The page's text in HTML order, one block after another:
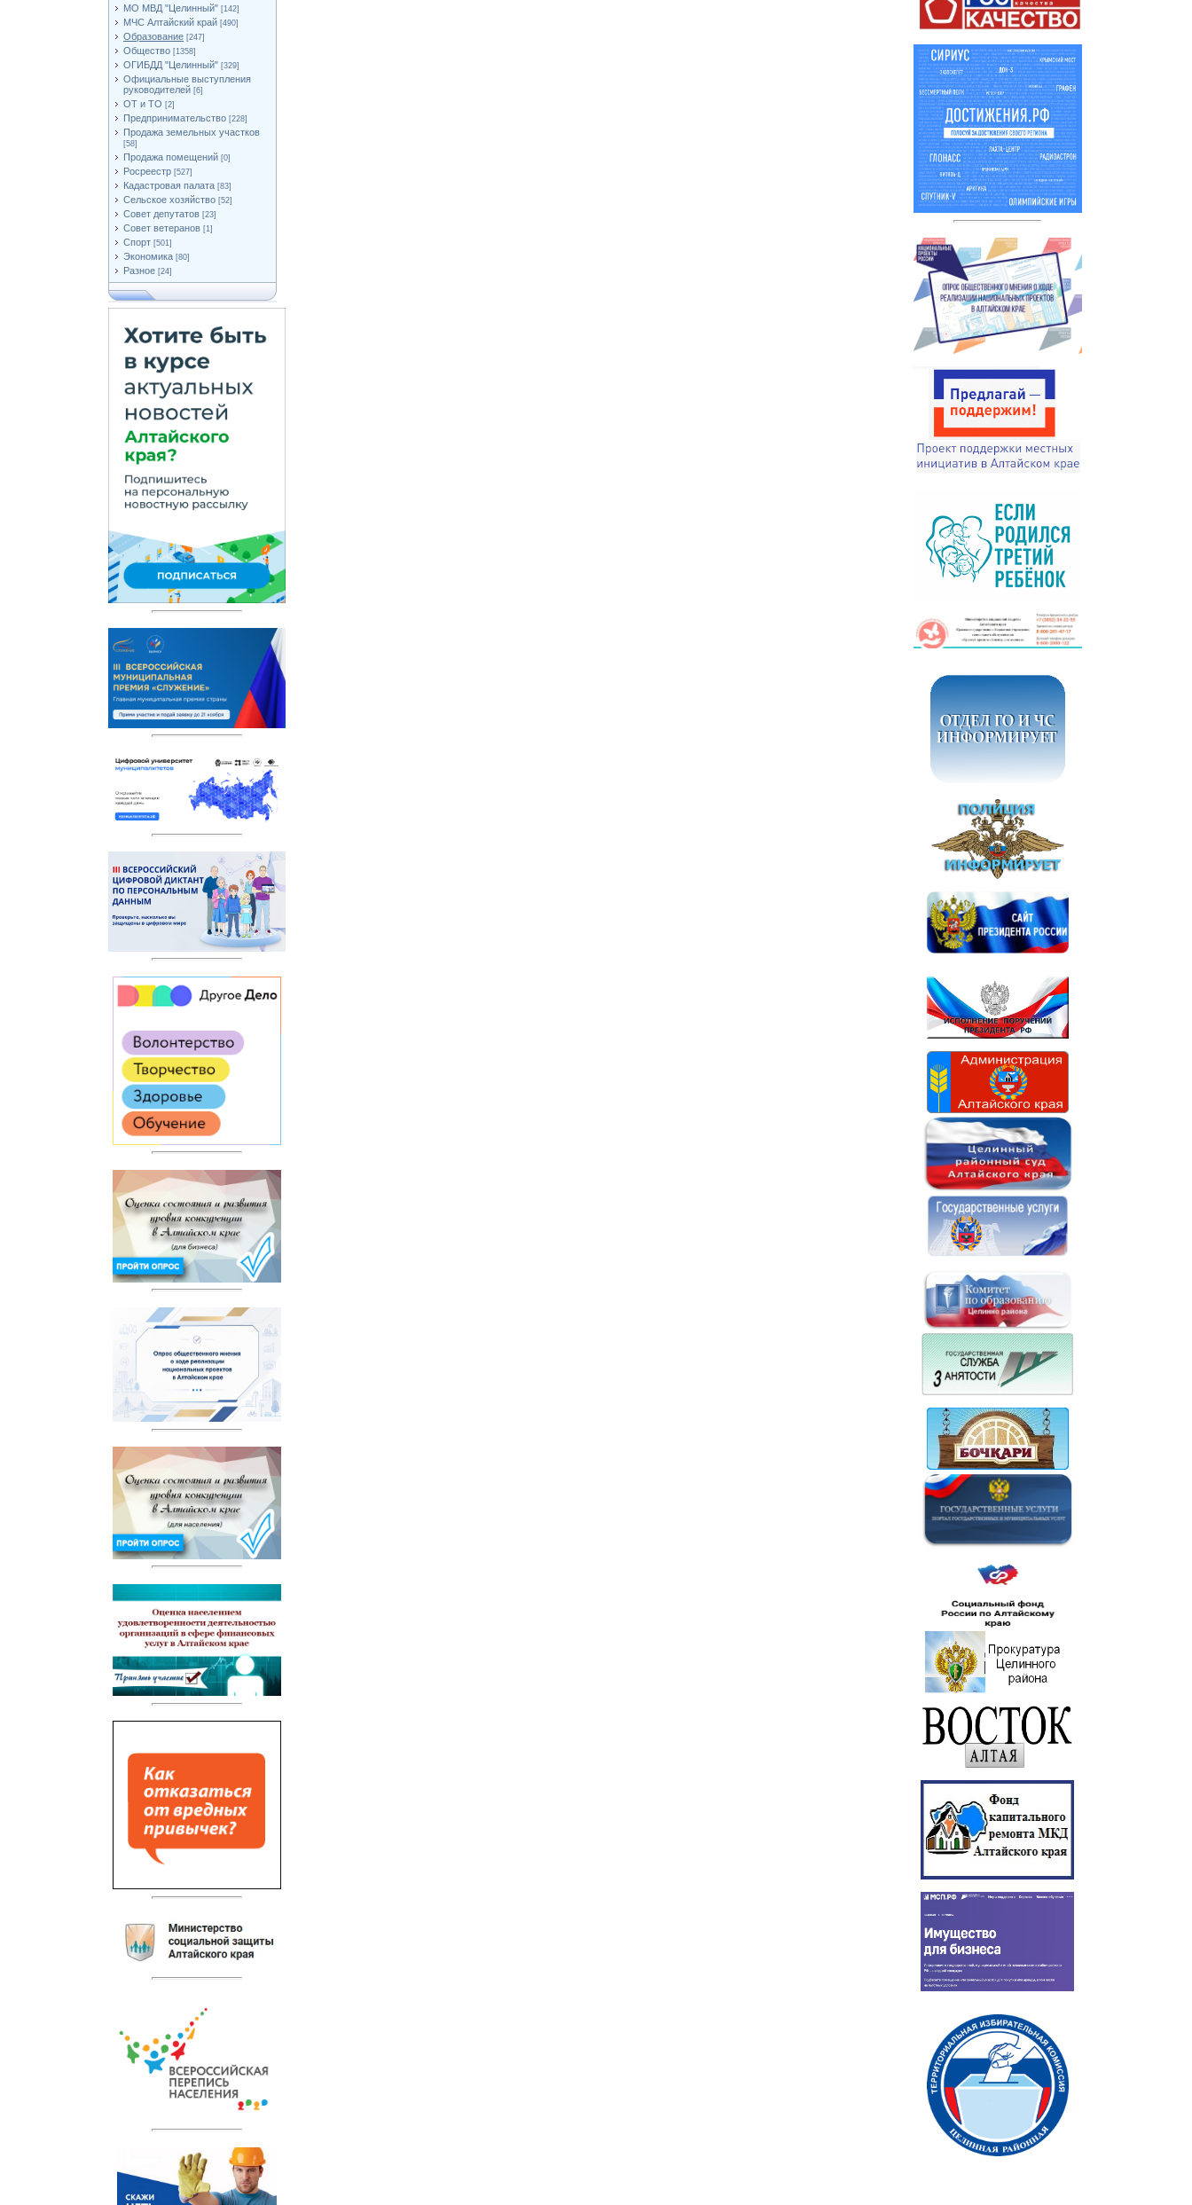
МО МВД "Целинный" [142]
МЧС Алтайский край [490]
Образование [247]
Общество [1358]
ОГИБДД "Целинный" [329]
Официальные выступления
руководителей [6]
ОТ и ТО [2]
Предпринимательство [228]
Продажа земельных участков
[58]
Продажа помещений [0]
Росреестр [527]
Кадастровая палата [83]
Сельское хозяйство [52]
Совет депутатов [23]
Совет ветеранов [1]
Спорт [501]
Экономика [80]
Разное [24]